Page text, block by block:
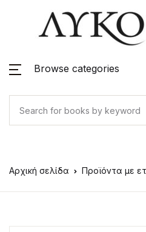
Browse categories
Αρχική σελίδα Προϊόντα με